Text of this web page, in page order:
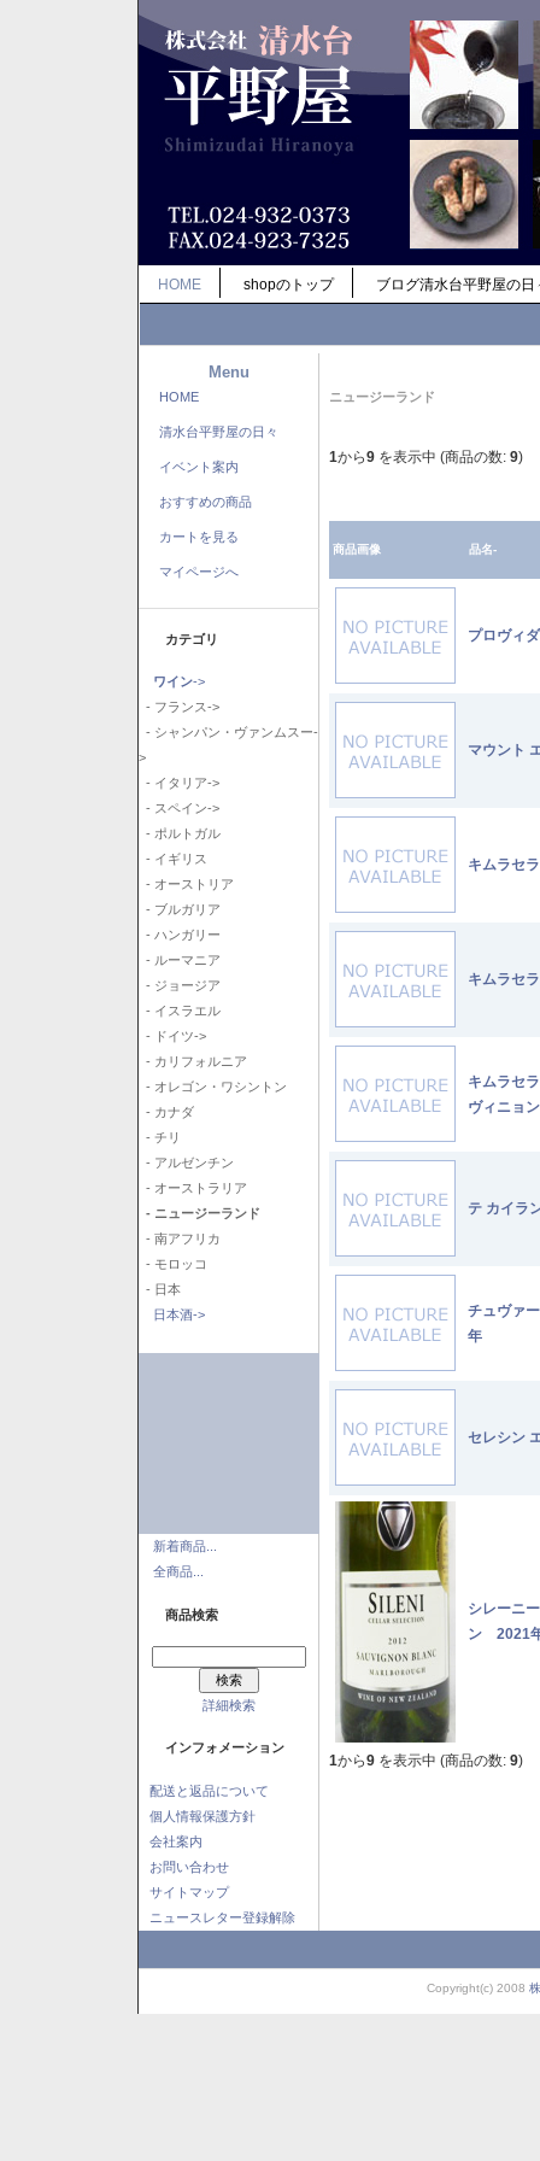
HOME shopのトップ ブログ清水台平野屋の日
Menu
HOME
清水台平野屋の日々
イベント案内
おすすめの商品
カートを見る
マイページへ
カテゴリ
ワイン->
- フランス->
- シャンパン・ヴァンムスー-
>
- イタリア->
- スペイン->
- ポルトガル
- イギリス
- オーストリア
- ブルガリア
- ハンガリー
- ルーマニア
- ジョージア
- イスラエル
- ドイツ->
- カリフォルニア
- オレゴン・ワシントン
- カナダ
- チリ
- アルゼンチン
- オーストラリア
- ニュージーランド
- 南アフリカ
- モロッコ
- 日本
日本酒->
新着商品...
全商品...
商品検索
詳細検索
インフォメーション
配送と返品について
個人情報保護方針
会社案内
お問い合わせ
サイトマップ
ニュースレター登録解除
ニュージーランド
1から9 を表示中 (商品の数: 9)
商品画像 品名-
プロヴィ
マウント
キムラセ
キムラセ
キムラセ
ヴィニョ
テ カイ
チュヴァ
年
セレシン
シレーニ
ン 2021
1から9 を表示中 (商品の数: 9)
Copyright(c) 2008